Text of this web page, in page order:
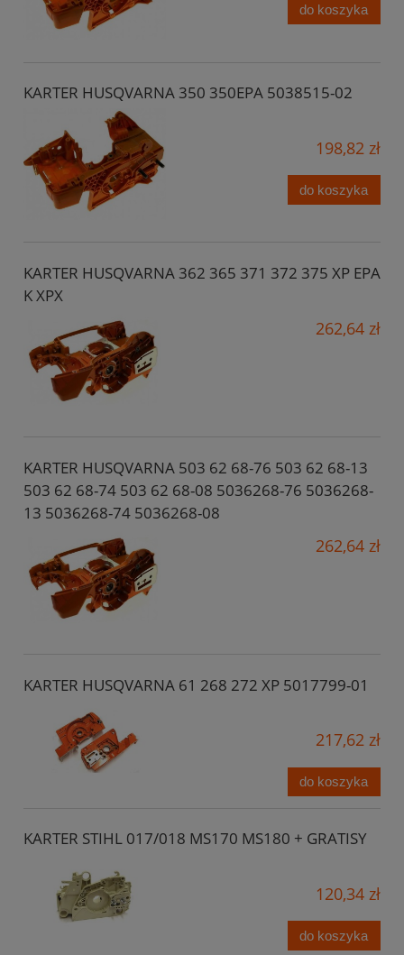
do koszyka
KARTER HUSQVARNA 350 350EPA 5038515-02
198,82 zł
do koszyka
KARTER HUSQVARNA 362 365 371 372 375 XP EPA
K XPX
262,64 zł
KARTER HUSQVARNA 503 62 68-76 503 62 68-13
503 62 68-74 503 62 68-08 5036268-76 5036268-
13 5036268-74 5036268-08
262,64 zł
KARTER HUSQVARNA 61 268 272 XP 5017799-01
217,62 zł
do koszyka
KARTER STIHL 017/018 MS170 MS180 + GRATISY
120,34 zł
do koszyka